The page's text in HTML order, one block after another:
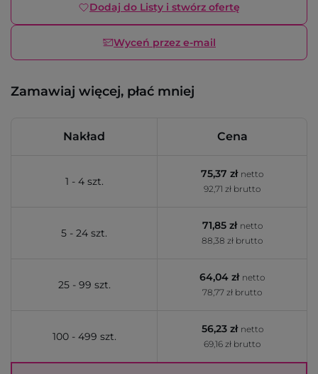
Dodaj do Listy i stwórz ofertę
Wyceń przez e-mail
Zamawiaj więcej, płać mniej
Nakład Cena
1 - 4 szt.
75,37 zł netto
92,71 zł brutto
5 - 24 szt.
71,85 zł netto
88,38 zł brutto
25 - 99 szt.
64,04 zł netto
78,77 zł brutto
100 - 499 szt.
56,23 zł netto
69,16 zł brutto